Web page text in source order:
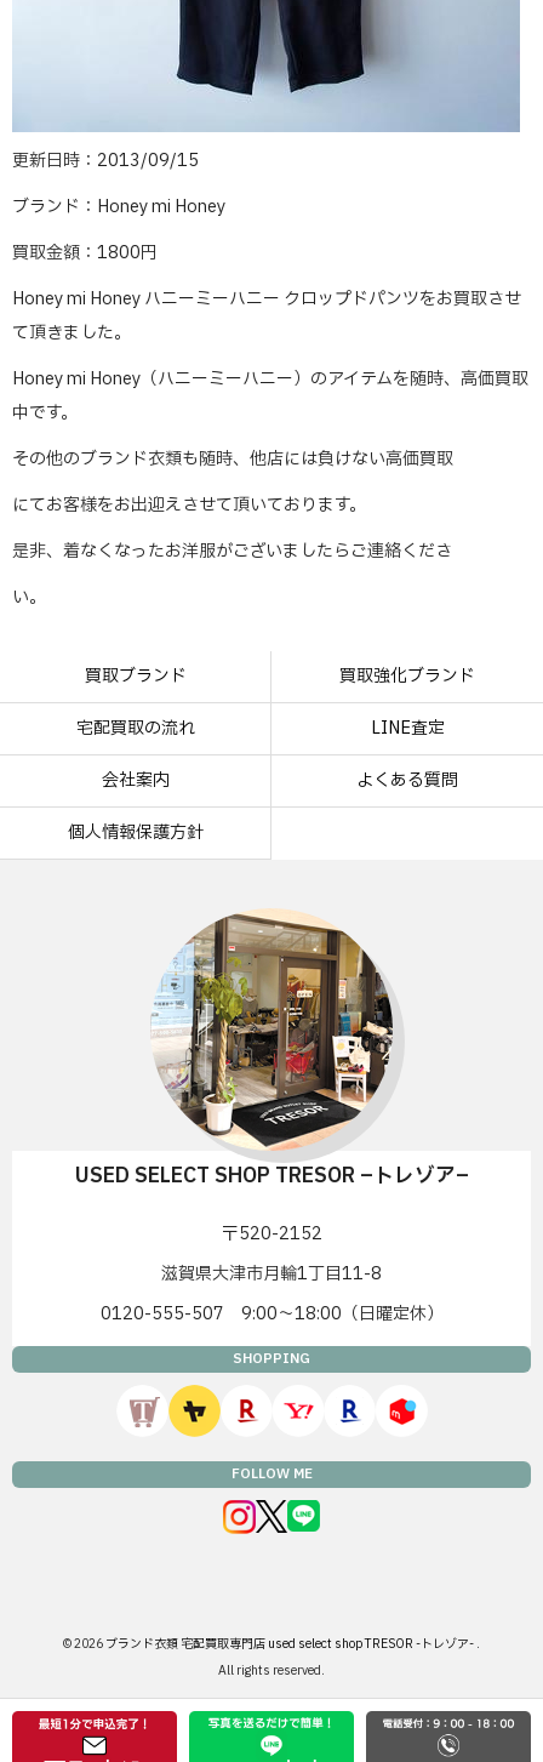
更新日時：2013/09/15
ブランド：Honey mi Honey
買取金額：1800円
Honey mi Honey ハニーミーハニー クロップドパンツをお買取させ
て頂きました。
Honey mi Honey（ハニーミーハニー）のアイテムを随時、高価買取
中です。
その他のブランド衣類も随時、他店には負けない高価買取
にてお客様をお出迎えさせて頂いております。
是非、着なくなったお洋服がございましたらご連絡くださ
い。
買取ブランド 買取強化ブランド
宅配買取の流れ LINE査定
会社案内 よくある質問
個人情報保護方針
USED SELECT SHOP TRESOR –トレゾア–
〒520-2152
滋賀県大津市月輪1丁目11-8
0120-555-507 9:00〜18:00（日曜定休）
SHOPPING
FOLLOW ME
© 2026 ブランド衣類 宅配買取専門店 used select shop TRESOR -トレゾア- .
All rights reserved.